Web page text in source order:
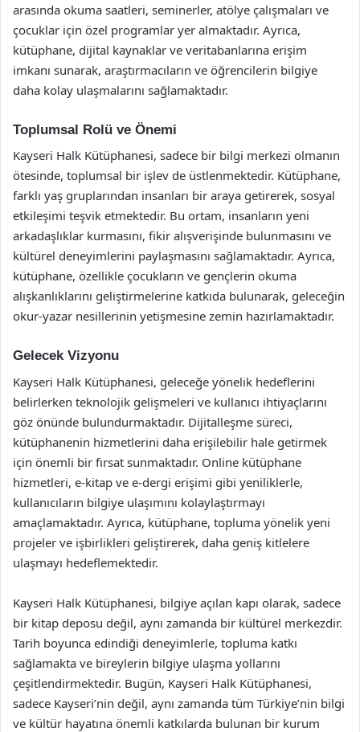
arasında okuma saatleri, seminerler, atölye çalışmaları ve
çocuklar için özel programlar yer almaktadır. Ayrıca,
kütüphane, dijital kaynaklar ve veritabanlarına erişim
imkanı sunarak, araştırmacıların ve öğrencilerin bilgiye
daha kolay ulaşmalarını sağlamaktadır.
Toplumsal Rolü ve Önemi
Kayseri Halk Kütüphanesi, sadece bir bilgi merkezi olmanın
ötesinde, toplumsal bir işlev de üstlenmektedir. Kütüphane,
farklı yaş gruplarından insanları bir araya getirerek, sosyal
etkileşimi teşvik etmektedir. Bu ortam, insanların yeni
arkadaşlıklar kurmasını, fikir alışverişinde bulunmasını ve
kültürel deneyimlerini paylaşmasını sağlamaktadır. Ayrıca,
kütüphane, özellikle çocukların ve gençlerin okuma
alışkanlıklarını geliştirmelerine katkıda bulunarak, geleceğin
okur-yazar nesillerinin yetişmesine zemin hazırlamaktadır.
Gelecek Vizyonu
Kayseri Halk Kütüphanesi, geleceğe yönelik hedeflerini
belirlerken teknolojik gelişmeleri ve kullanıcı ihtiyaçlarını
göz önünde bulundurmaktadır. Dijitalleşme süreci,
kütüphanenin hizmetlerini daha erişilebilir hale getirmek
için önemli bir fırsat sunmaktadır. Online kütüphane
hizmetleri, e-kitap ve e-dergi erişimi gibi yeniliklerle,
kullanıcıların bilgiye ulaşımını kolaylaştırmayı
amaçlamaktadır. Ayrıca, kütüphane, topluma yönelik yeni
projeler ve işbirlikleri geliştirerek, daha geniş kitlelere
ulaşmayı hedeflemektedir.
Kayseri Halk Kütüphanesi, bilgiye açılan kapı olarak, sadece
bir kitap deposu değil, aynı zamanda bir kültürel merkezdir.
Tarih boyunca edindiği deneyimlerle, topluma katkı
sağlamakta ve bireylerin bilgiye ulaşma yollarını
çeşitlendirmektedir. Bugün, Kayseri Halk Kütüphanesi,
sadece Kayseri’nin değil, aynı zamanda tüm Türkiye’nin bilgi
ve kültür hayatına önemli katkılarda bulunan bir kurum